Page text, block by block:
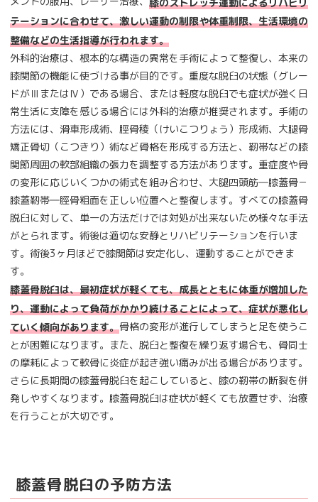
テーションに合わせて、激しい運動の制限や体重制限、生活環境の
整備などの生活指導が行われます。
外科的治療は、根本的な構造の異常を手術によって整復し、本来の
膝関節の機能に使づける事が目的です。重度な脱臼の状態（グレー
ドがⅢまたはⅣ）である場合、または軽度な脱臼でも症状が強く日
常生活に支障を感じる場合には外科的治療が推奨されます。手術の
方法には、滑車形成術、脛骨稜（けいこつりょう）形成術、大腿骨
矯正骨切（こつきり）術など骨格を形成する方法と、靭帯などの膝
関節周囲の軟部組織の張力を調整する方法があります。重症度や骨
の変形に応じいくつかの術式を組み合わせ、大腿四頭筋―膝蓋骨－
膝蓋靭帯―脛骨粗面を正しい位置へと整復します。すべての膝蓋骨
脱臼に対して、単一の方法だけでは対処が出来ないため様々な手法
がとられます。術後は適切な安静とリハビリテーションを行いま
す。術後3ヶ月ほどで膝関節は安定化し、運動することができま
す。
膝蓋骨脱臼は、最初症状が軽くても、成長とともに体重が増加した
り、運動によって負荷がかかり続けることによって、症状が悪化し
ていく傾向があります。骨格の変形が進行してしまうと足を使うこ
とが困難になります。また、脱臼と整復を繰り返す場合も、骨同士
の摩耗によって軟骨に炎症が起き強い痛みが出る場合があります。
さらに長期間の膝蓋骨脱臼を起こしていると、膝の靭帯の断裂を併
発しやすくなります。膝蓋骨脱臼は症状が軽くても放置せず、治療
を行うことが大切です。
膝蓋骨脱臼の予防方法